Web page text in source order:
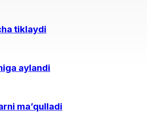
tiklaydi
aylandi
ma’qulladi